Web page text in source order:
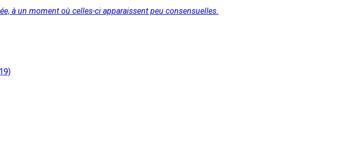
à un moment où celles-ci apparaissent peu consensuelles.